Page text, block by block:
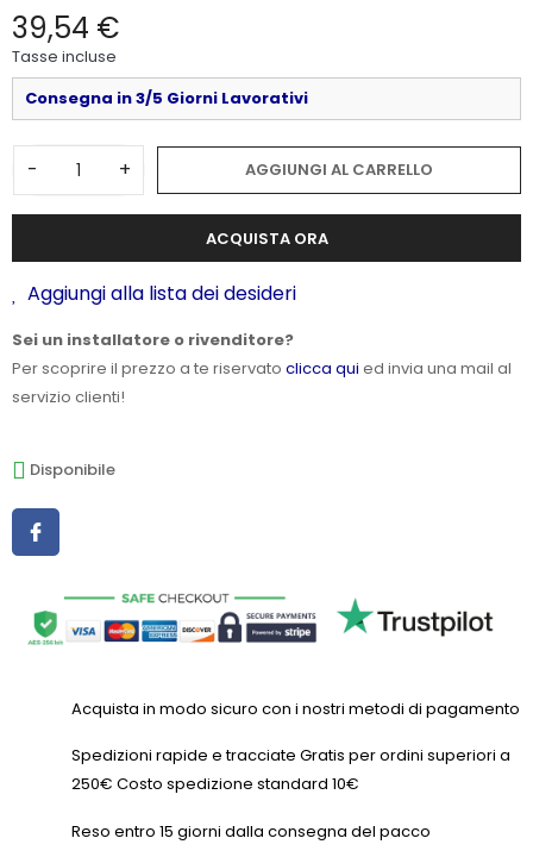
39,54 €
Tasse incluse
Consegna in 3/5 Giorni Lavorativi
- + AGGIUNGI AL CARRELLO
ACQUISTA ORA
Aggiungi alla lista dei desideri
Sei un installatore o rivenditore?
Per scoprire il prezzo a te riservato clicca qui ed invia una mail al
servizio clienti!
Disponibile
Acquista in modo sicuro con i nostri metodi di pagamento
Spedizioni rapide e tracciate Gratis per ordini superiori a
250€ Costo spedizione standard 10€
Reso entro 15 giorni dalla consegna del pacco